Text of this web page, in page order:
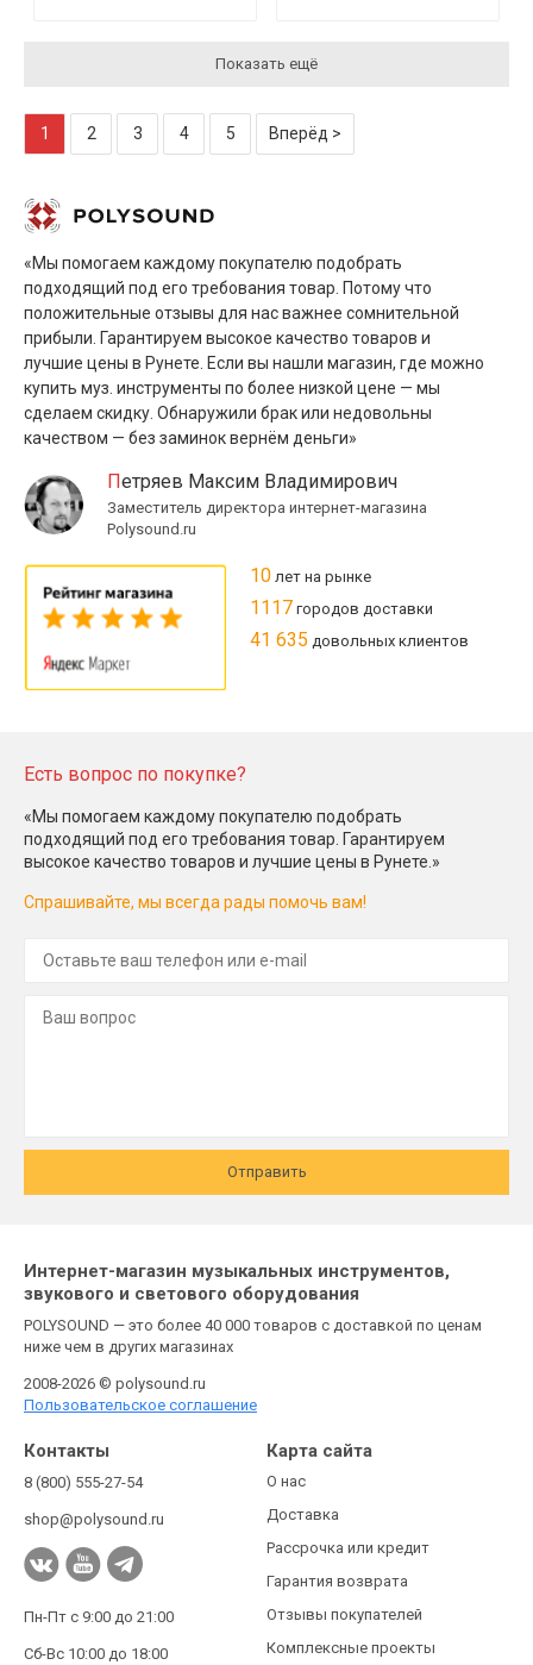
Показать ещё
1 2 3 4 5 Вперёд >
«Мы помогаем каждому покупателю подобрать
подходящий под его требования товар. Потому что
положительные отзывы для нас важнее сомнительной
прибыли. Гарантируем высокое качество товаров и
лучшие цены в Рунете. Если вы нашли магазин, где можно
купить муз. инструменты по более низкой цене — мы
сделаем скидку. Обнаружили брак или недовольны
качеством — без заминок вернём деньги»
Петряев Максим Владимирович
Заместитель директора интернет-магазина
Polysound.ru
10 лет на рынке
1117 городов доставки
41 635 довольных клиентов
Есть вопрос по покупке?
«Мы помогаем каждому покупателю подобрать
подходящий под его требования товар. Гарантируем
высокое качество товаров и лучшие цены в Рунете.»
Спрашивайте, мы всегда рады помочь вам!
Отправить
Интернет-магазин музыкальных инструментов,
звукового и светового оборудования
POLYSOUND — это более 40 000 товаров с доставкой по ценам
ниже чем в других магазинах
2008-2026 © polysound.ru
Пользовательское соглашение
Контакты
8 (800) 555-27-54
shop@polysound.ru
Пн-Пт с 9:00 до 21:00
Сб-Вс 10:00 до 18:00
Карта сайта
О нас
Доставка
Рассрочка или кредит
Гарантия возврата
Отзывы покупателей
Комплексные проекты